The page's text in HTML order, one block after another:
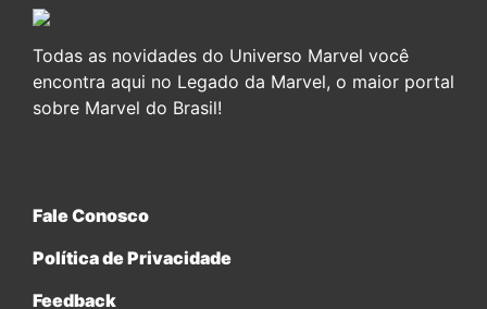
Todas as novidades do Universo Marvel você
encontra aqui no Legado da Marvel, o maior portal
sobre Marvel do Brasil!
Fale Conosco
Política de Privacidade
Feedback